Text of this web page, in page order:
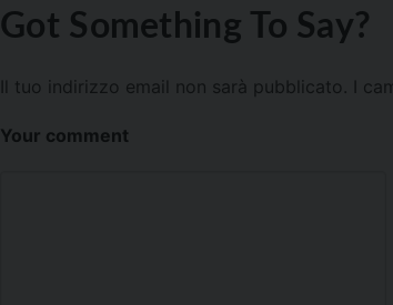
Got Something To Say?
Il tuo indirizzo email non sarà pubblicato. I
Your comment